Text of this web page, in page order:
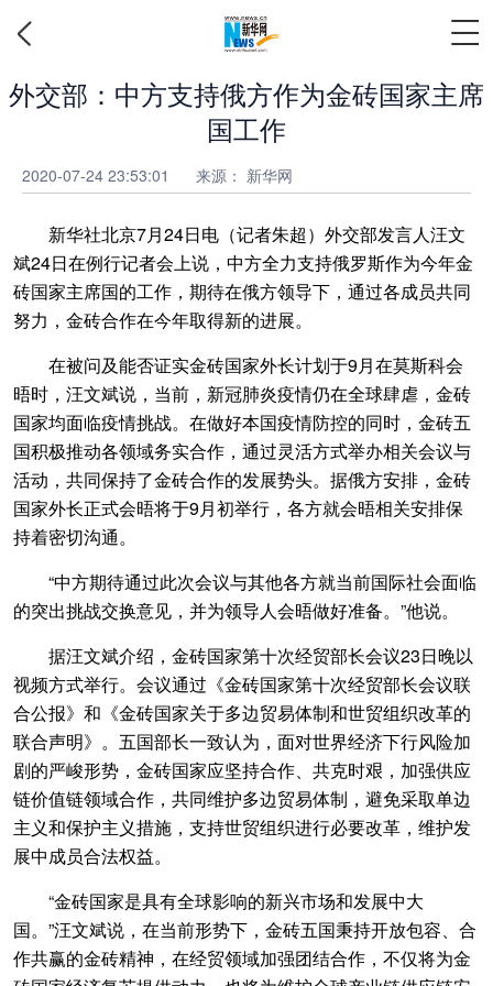
外交部：中方支持俄方作为金砖国家主席
国工作
2020-07-24 23:53:01 来源： 新华网
新华社北京7月24日电（记者朱超）外交部发言人汪文
斌24日在例行记者会上说，中方全力支持俄罗斯作为今年金
砖国家主席国的工作，期待在俄方领导下，通过各成员共同
努力，金砖合作在今年取得新的进展。
在被问及能否证实金砖国家外长计划于9月在莫斯科会
晤时，汪文斌说，当前，新冠肺炎疫情仍在全球肆虐，金砖
国家均面临疫情挑战。在做好本国疫情防控的同时，金砖五
国积极推动各领域务实合作，通过灵活方式举办相关会议与
活动，共同保持了金砖合作的发展势头。据俄方安排，金砖
国家外长正式会晤将于9月初举行，各方就会晤相关安排保
持着密切沟通。
“中方期待通过此次会议与其他各方就当前国际社会面临
的突出挑战交换意见，并为领导人会晤做好准备。”他说。
据汪文斌介绍，金砖国家第十次经贸部长会议23日晚以
视频方式举行。会议通过《金砖国家第十次经贸部长会议联
合公报》和《金砖国家关于多边贸易体制和世贸组织改革的
联合声明》。五国部长一致认为，面对世界经济下行风险加
剧的严峻形势，金砖国家应坚持合作、共克时艰，加强供应
链价值链领域合作，共同维护多边贸易体制，避免采取单边
主义和保护主义措施，支持世贸组织进行必要改革，维护发
展中成员合法权益。
“金砖国家是具有全球影响的新兴市场和发展中大
国。”汪文斌说，在当前形势下，金砖五国秉持开放包容、合
作共赢的金砖精神，在经贸领域加强团结合作，不仅将为金